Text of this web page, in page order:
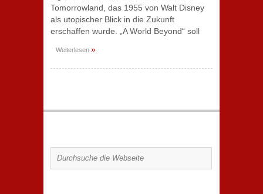
Tomorrowland, das 1955 von Walt Disney
als utopischer Blick in die Zukunft
erschaffen wurde. „A World Beyond“ soll
Weiterlesen »